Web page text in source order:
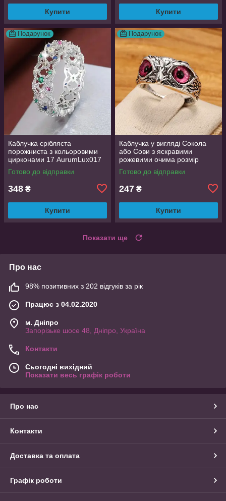
Купити Купити
Подарунок
Каблучка срібляста
порожниста з кольоровими
цирконами 17 AurumLux017
Готово до відправки
348 ₴
Купити
Подарунок
Каблучка у вигляді Сокола
або Сови з яскравими
рожевими очима розмір
регульований
Готово до відправки
247 ₴
Купити
Показати ще
Про нас
98% позитивних з 202 відгуків за рік
Працює з 04.02.2020
м. Дніпро
Запорізьке шосе 48, Дніпро, Україна
Контакти
Сьогодні вихідний
Показати весь графік роботи
Про нас
Контакти
Доставка та оплата
Графік роботи